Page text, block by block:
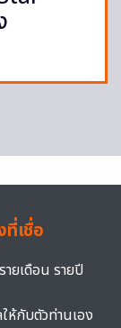
ที่เชื่อ
ยเดือน รายปี
ห้กับตัวท่านเอง